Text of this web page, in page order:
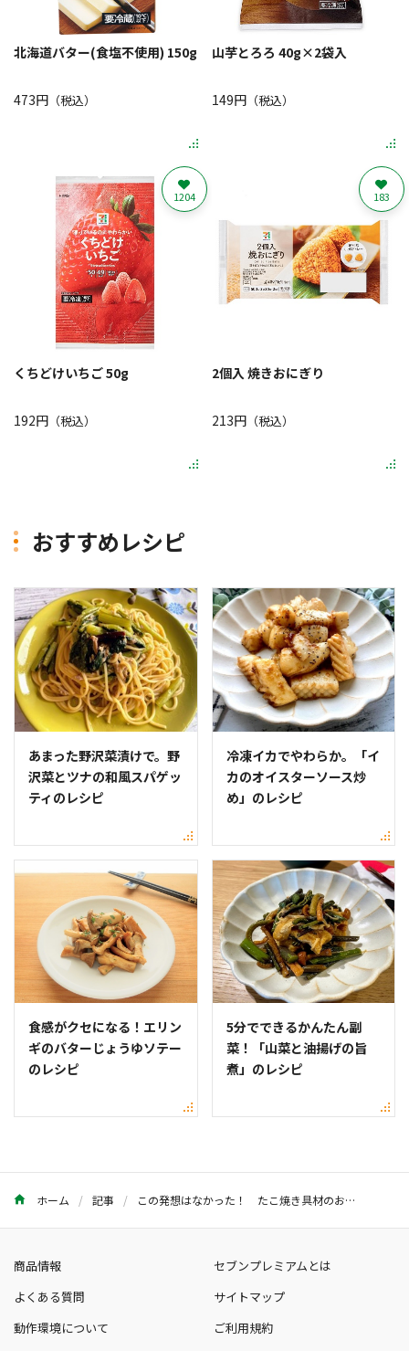
北海道バター(食塩不使用) 150g
473円 （税込）
山芋とろろ 40g×2袋入
149円（税込）
くちどけいちご 50g
192円 （税込）
1204
2個入 焼きおにぎり
213円（税込）
183
おすすめレシピ
あまった野沢菜漬けで。野
沢菜とツナの和風スパゲッ
ティのレシピ
冷凍イカでやわらか。「イ
カのオイスターソース炒
め」のレシピ
食感がクセになる！エリン
ギのバターじょうゆソテー
のレシピ
5分でできるかんたん副
菜！「山菜と油揚げの旨
煮」のレシピ
ホーム 記事 この発想はなかった！ たこ焼き具材のおすすめアレンジ33選
商品情報
セブンプレミアムとは
よくある質問
サイトマップ
動作環境について
ご利用規約